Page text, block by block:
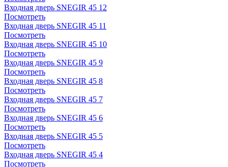
Входная дверь SNEGIR 45 12
Посмотреть
Входная дверь SNEGIR 45 11
Посмотреть
Входная дверь SNEGIR 45 10
Посмотреть
Входная дверь SNEGIR 45 9
Посмотреть
Входная дверь SNEGIR 45 8
Посмотреть
Входная дверь SNEGIR 45 7
Посмотреть
Входная дверь SNEGIR 45 6
Посмотреть
Входная дверь SNEGIR 45 5
Посмотреть
Входная дверь SNEGIR 45 4
Посмотреть